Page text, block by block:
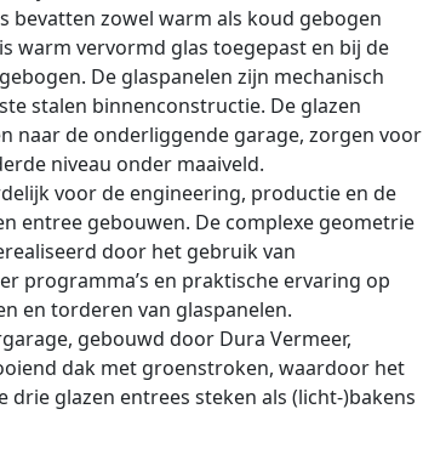
bevatten zowel warm als koud gebogen
warm vervormd glas toegepast en bij de
De glaspanelen zijn mechanisch
stalen binnenconstructie. De glazen
naar de onderliggende garage, zorgen voor
niveau onder maaiveld.
voor de engineering, productie en de
entree gebouwen. De complexe geometrie
door het gebruik van
programma’s en praktische ervaring op
en torderen van glaspanelen.
gebouwd door Dura Vermeer,
dak met groenstroken, waardoor het
drie glazen entrees steken als (licht-)bakens